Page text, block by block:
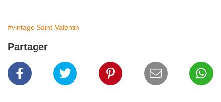
#vintage Saint-Valentin
Partager